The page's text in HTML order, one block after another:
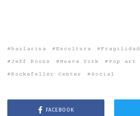
bailarina Escultura Fragilidad
Jeff Koons
Nueva York
Pop art
Rockefeller Center
Social
FACEBOOK